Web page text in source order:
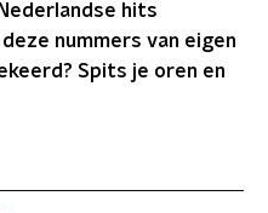
hits
nummers van eigen
Spits je oren en